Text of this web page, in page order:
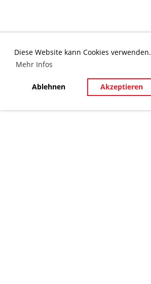
Diese Website kann Cookies verwenden.
Mehr Infos
Ablehnen Akzeptieren